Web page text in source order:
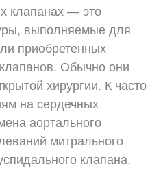
клапанах — это
выполняемые для
приобретенных
Обычно они
хирургии. К часто
на сердечных
аортального
митрального
клапана.